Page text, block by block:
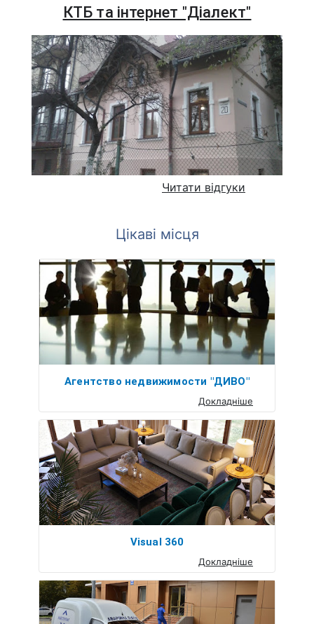
КТБ та інтернет "Діалект"
Читати відгуки
Цікаві місця
Агентство недвижимости "ДИВО"
Докладніше
Visual 360
Докладніше